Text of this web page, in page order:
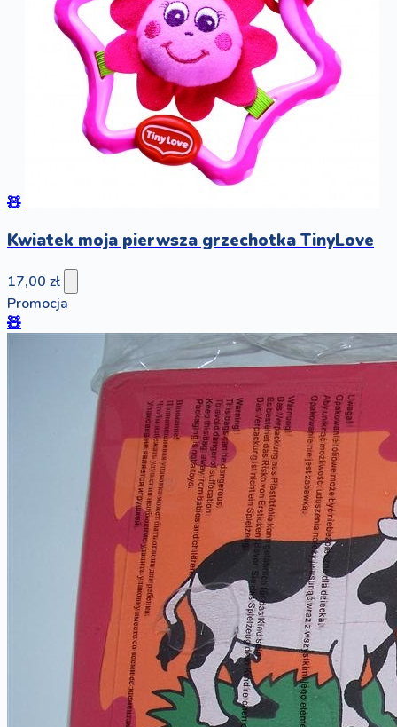
🧸
Kwiatek moja pierwsza grzechotka TinyLove
17,00 zł
Promocja
🧸